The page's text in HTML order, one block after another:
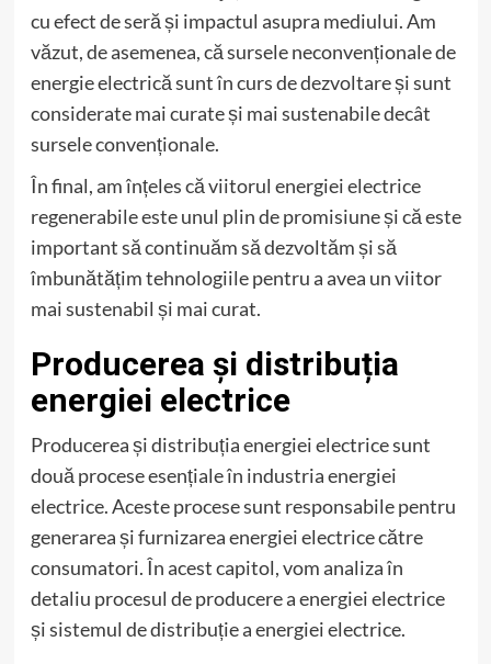
cu efect de seră și impactul asupra mediului. Am
văzut, de asemenea, că sursele neconvenționale de
energie electrică sunt în curs de dezvoltare și sunt
considerate mai curate și mai sustenabile decât
sursele convenționale.
În final, am înțeles că viitorul energiei electrice
regenerabile este unul plin de promisiune și că este
important să continuăm să dezvoltăm și să
îmbunătățim tehnologiile pentru a avea un viitor
mai sustenabil și mai curat.
Producerea și distribuția
energiei electrice
Producerea și distribuția energiei electrice sunt
două procese esențiale în industria energiei
electrice. Aceste procese sunt responsabile pentru
generarea și furnizarea energiei electrice către
consumatori. În acest capitol, vom analiza în
detaliu procesul de producere a energiei electrice
și sistemul de distribuție a energiei electrice.